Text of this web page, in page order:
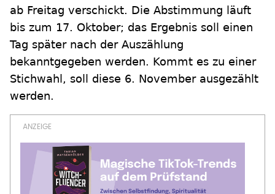
ab Freitag verschickt. Die Abstimmung läuft
bis zum 17. Oktober; das Ergebnis soll einen
Tag später nach der Auszählung
bekanntgegeben werden. Kommt es zu einer
Stichwahl, soll diese 6. November ausgezählt
werden.